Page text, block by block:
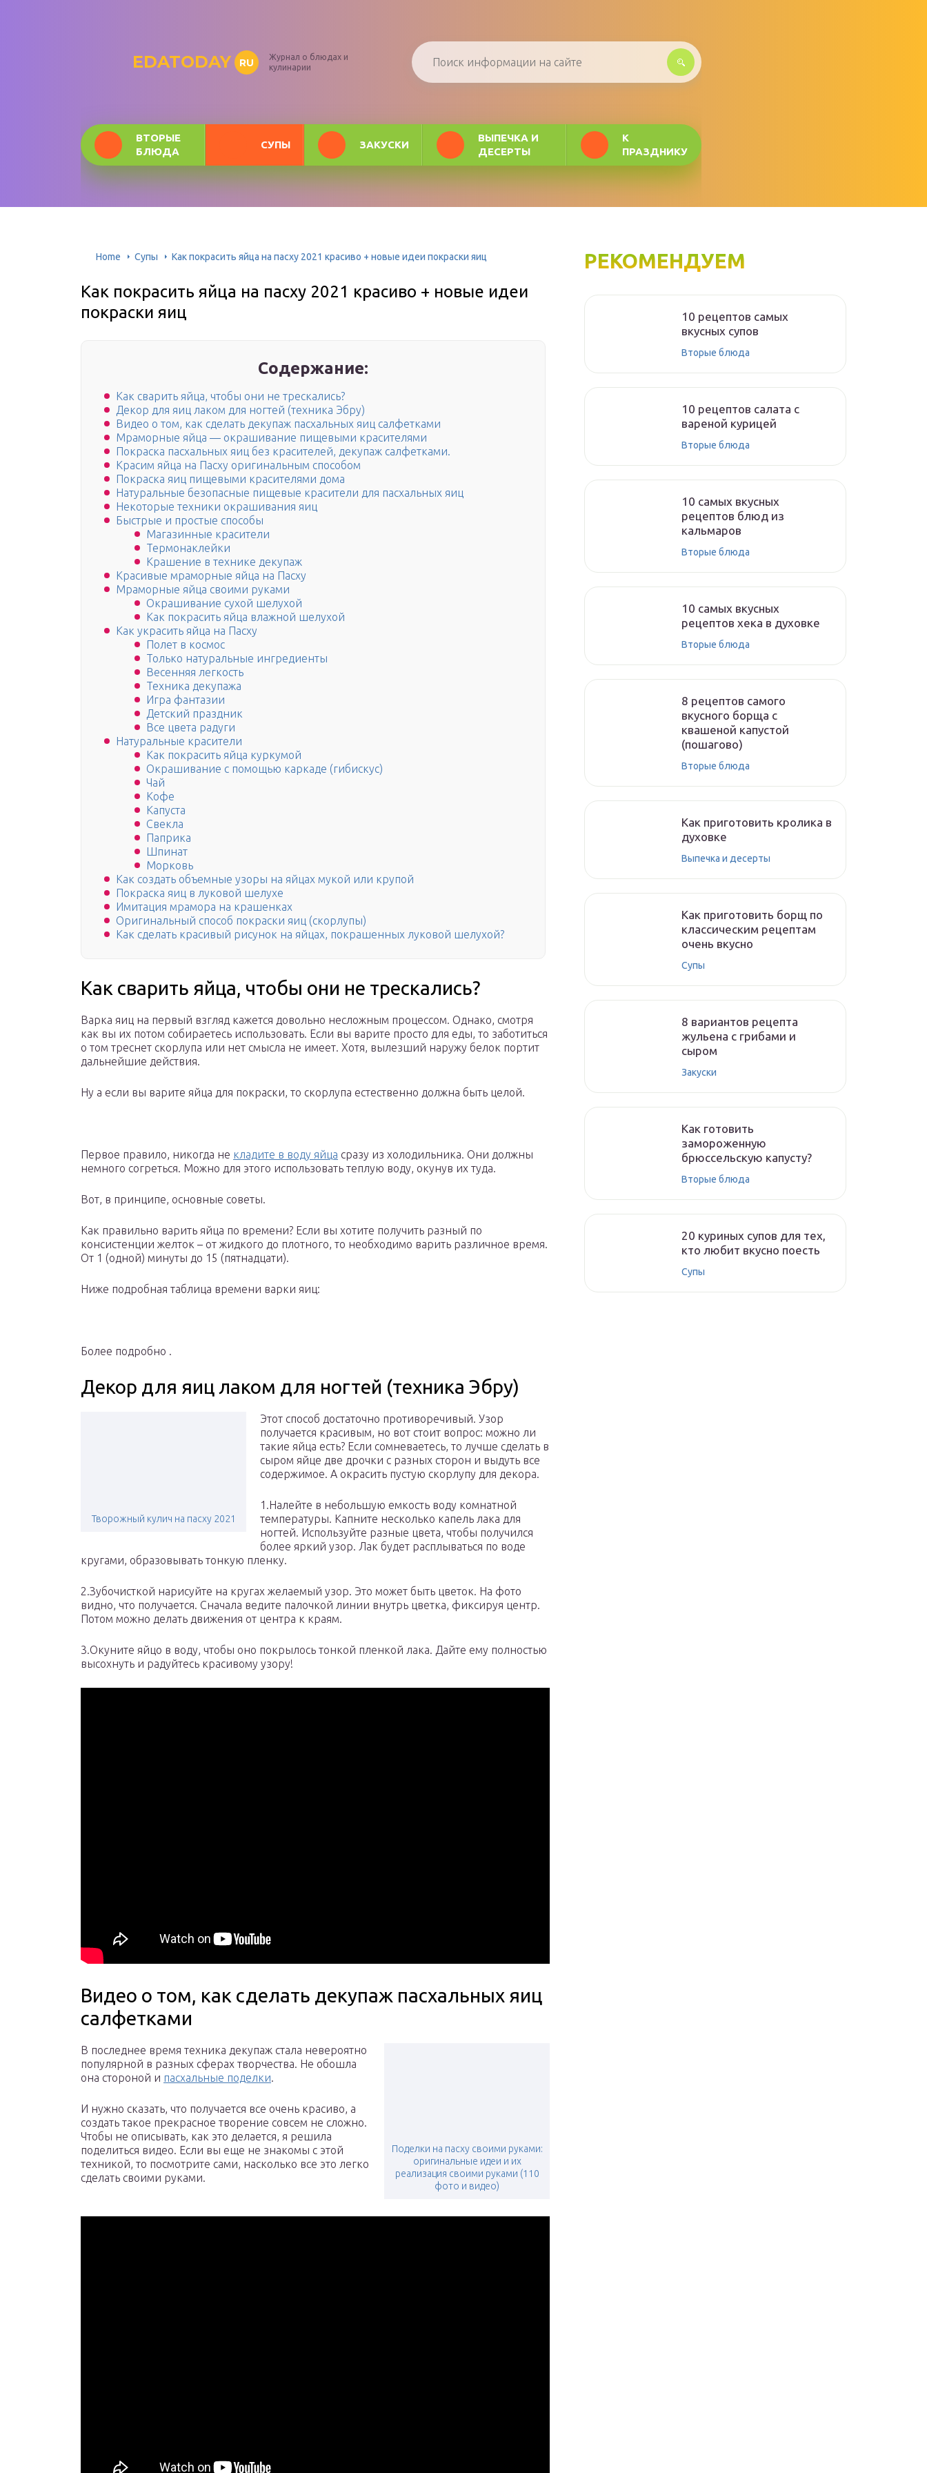
EDATODAY RU
Журнал о блюдах и
кулинарии
ВТОРЫЕ
БЛЮДА
СУПЫ ЗАКУСКИ
ВЫПЕЧКА И
ДЕСЕРТЫ
К
ПРАЗДНИКУ
Home Супы Как покрасить яйца на пасху 2021 красиво + новые идеи покраски яиц
Как покрасить яйца на пасху 2021 красиво + новые идеи
покраски яиц
Содержание:
Как сварить яйца, чтобы они не трескались?
Декор для яиц лаком для ногтей (техника Эбру)
Видео о том, как сделать декупаж пасхальных яиц салфетками
Мраморные яйца — окрашивание пищевыми красителями
Покраска пасхальных яиц без красителей, декупаж салфетками.
Красим яйца на Пасху оригинальным способом
Покраска яиц пищевыми красителями дома
Натуральные безопасные пищевые красители для пасхальных яиц
Некоторые техники окрашивания яиц
Быстрые и простые способы
Магазинные красители
Термонаклейки
Крашение в технике декупаж
Красивые мраморные яйца на Пасху
Мраморные яйца своими руками
Окрашивание сухой шелухой
Как покрасить яйца влажной шелухой
Как украсить яйца на Пасху
Полет в космос
Только натуральные ингредиенты
Весенняя легкость
Техника декупажа
Игра фантазии
Детский праздник
Все цвета радуги
Натуральные красители
Как покрасить яйца куркумой
Окрашивание с помощью каркаде (гибискус)
Чай
Кофе
Капуста
Свекла
Паприка
Шпинат
Морковь
Как создать объемные узоры на яйцах мукой или крупой
Покраска яиц в луковой шелухе
Имитация мрамора на крашенках
Оригинальный способ покраски яиц (скорлупы)
Как сделать красивый рисунок на яйцах, покрашенных луковой шелухой?
Как сварить яйца, чтобы они не трескались?
Варка яиц на первый взгляд кажется довольно несложным процессом. Однако, смотря
как вы их потом собираетесь использовать. Если вы варите просто для еды, то заботиться
о том треснет скорлупа или нет смысла не имеет. Хотя, вылезший наружу белок портит
дальнейшие действия.
Ну а если вы варите яйца для покраски, то скорлупа естественно должна быть целой.
Первое правило, никогда не кладите в воду яйца сразу из холодильника. Они должны
немного согреться. Можно для этого использовать теплую воду, окунув их туда.
Вот, в принципе, основные советы.
Как правильно варить яйца по времени? Если вы хотите получить разный по
консистенции желток – от жидкого до плотного, то необходимо варить различное время.
От 1 (одной) минуты до 15 (пятнадцати).
Ниже подробная таблица времени варки яиц:
Более подробно .
Декор для яиц лаком для ногтей (техника Эбру)
Творожный кулич на пасху 2021
Этот способ достаточно противоречивый. Узор
получается красивым, но вот стоит вопрос: можно ли
такие яйца есть? Если сомневаетесь, то лучше сделать в
сыром яйце две дрочки с разных сторон и выдуть все
содержимое. А окрасить пустую скорлупу для декора.
1.Налейте в небольшую емкость воду комнатной
температуры. Капните несколько капель лака для
ногтей. Используйте разные цвета, чтобы получился
более яркий узор. Лак будет расплываться по воде
кругами, образовывать тонкую пленку.
2.Зубочисткой нарисуйте на кругах желаемый узор. Это может быть цветок. На фото
видно, что получается. Сначала ведите палочкой линии внутрь цветка, фиксируя центр.
Потом можно делать движения от центра к краям.
3.Окуните яйцо в воду, чтобы оно покрылось тонкой пленкой лака. Дайте ему полностью
высохнуть и радуйтесь красивому узору!
Видео о том, как сделать декупаж пасхальных яиц
салфетками
Поделки на пасху своими руками:
оригинальные идеи и их
реализация своими руками (110
фото и видео)
В последнее время техника декупаж стала невероятно
популярной в разных сферах творчества. Не обошла
она стороной и пасхальные поделки.
И нужно сказать, что получается все очень красиво, а
создать такое прекрасное творение совсем не сложно.
Чтобы не описывать, как это делается, я решила
поделиться видео. Если вы еще не знакомы с этой
техникой, то посмотрите сами, насколько все это легко
сделать своими руками.
РЕКОМЕНДУЕМ
10 рецептов самых
вкусных супов
Вторые блюда
10 рецептов салата с
вареной курицей
Вторые блюда
10 самых вкусных
рецептов блюд из
кальмаров
Вторые блюда
10 самых вкусных
рецептов хека в духовке
Вторые блюда
8 рецептов самого
вкусного борща с
квашеной капустой
(пошагово)
Вторые блюда
Как приготовить кролика в
духовке
Выпечка и десерты
Как приготовить борщ по
классическим рецептам
очень вкусно
Супы
8 вариантов рецепта
жульена с грибами и
сыром
Закуски
Как готовить
замороженную
брюссельскую капусту?
Вторые блюда
20 куриных супов для тех,
кто любит вкусно поесть
Супы